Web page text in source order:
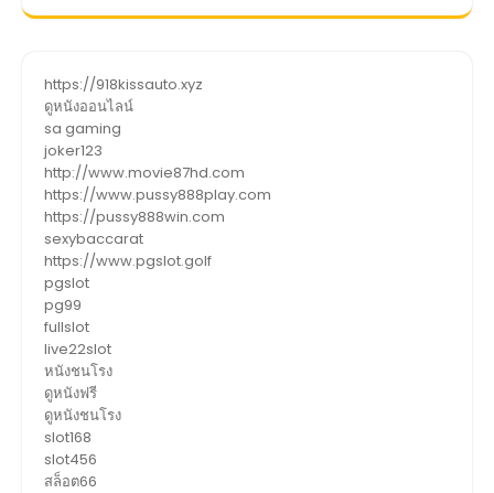
https://918kissauto.xyz
ดูหนังออนไลน์
sa gaming
joker123
http://www.movie87hd.com
https://www.pussy888play.com
https://pussy888win.com
sexybaccarat
https://www.pgslot.golf
pgslot
pg99
fullslot
live22slot
หนังชนโรง
ดูหนังฟรี
ดูหนังชนโรง
slot168
slot456
สล็อต66